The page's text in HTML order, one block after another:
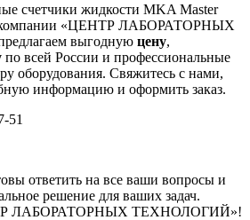
счетчики жидкости MKA Master
в компании «ЦЕНТР ЛАБОРАТОРНЫХ
выгодную цену,
по всей России и профессиональные
оборудования. Свяжитесь с нами,
информацию и оформить заказ.
51
ответить на все ваши вопросы и
решение для ваших задач.
ЛАБОРАТОРНЫХ ТЕХНОЛОГИЙ»!